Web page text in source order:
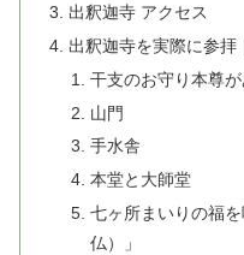
出釈迦寺 アクセス
出釈迦寺を実際に参拝
干支のお守り本尊
山門
手水舎
本堂と大師堂
七ヶ所まいりの福
仏）」